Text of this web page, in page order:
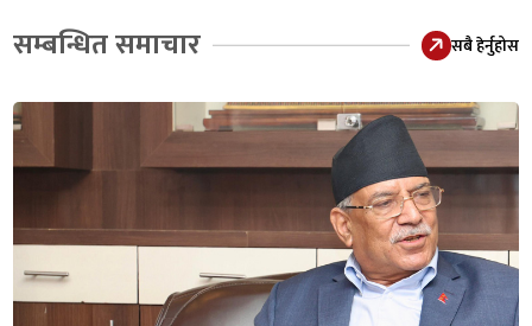
सम्बन्धित समाचार सबै हेर्नुहोस